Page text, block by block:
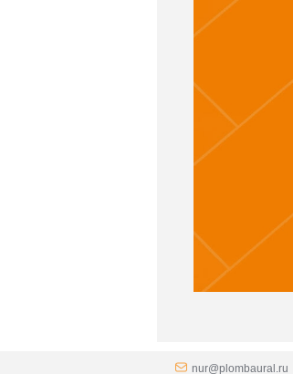
nur@plombaural.ru